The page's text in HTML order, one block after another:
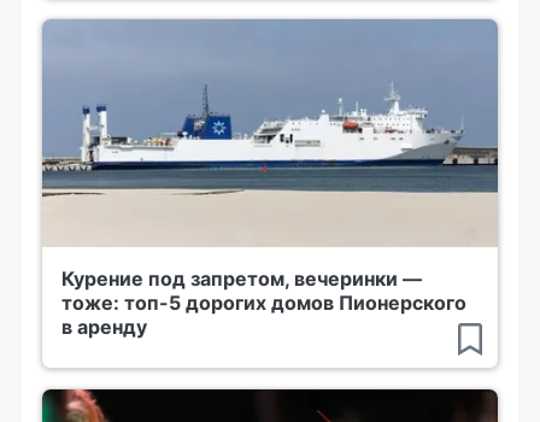
Курение под запретом, вечеринки —
тоже: топ-5 дорогих домов Пионерского
в аренду